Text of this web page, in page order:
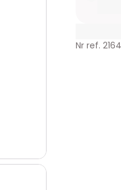
Nr ref.